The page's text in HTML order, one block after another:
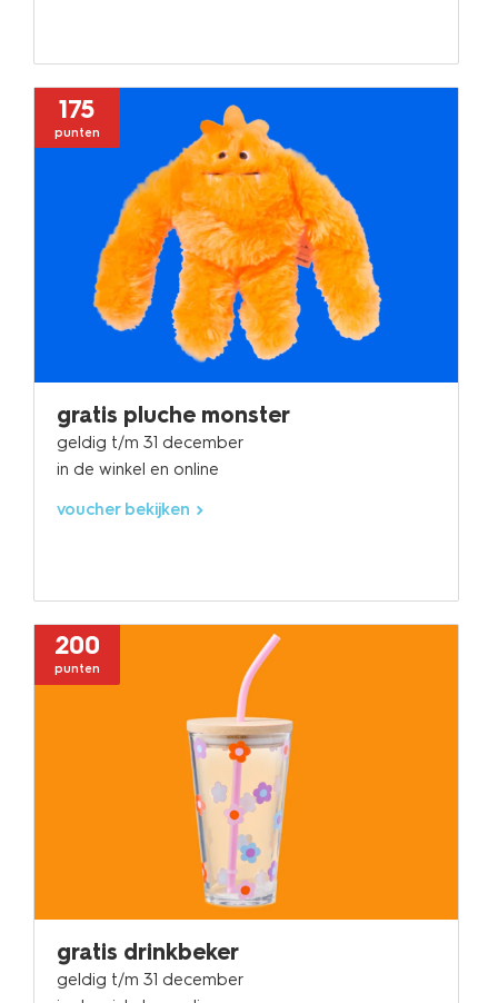
175
punten
gratis pluche monster
geldig t/m 31 december
in de winkel en online
voucher bekijken
200
punten
gratis drinkbeker
geldig t/m 31 december